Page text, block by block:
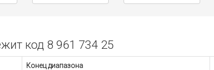
код 8 961 734 25
Конец диапазона